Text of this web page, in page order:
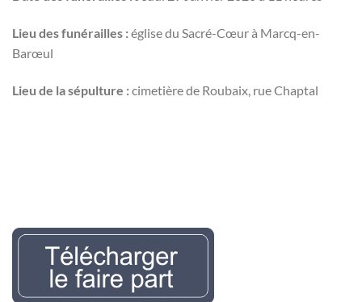
Lieu des funérailles :église du Sacré-Cœur à Marcq-en-
Barœul
Lieu de la sépulture :cimetière de Roubaix, rue Chaptal